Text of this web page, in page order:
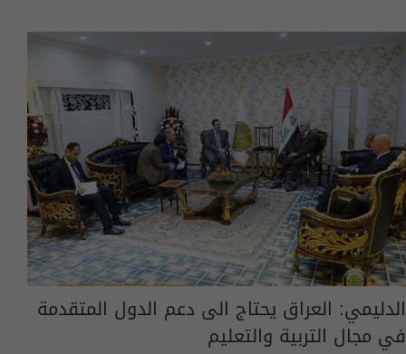
الدليمي: العراق يحتاج الى دعم الدول المتقدمة
في مجال التربية والتعليم